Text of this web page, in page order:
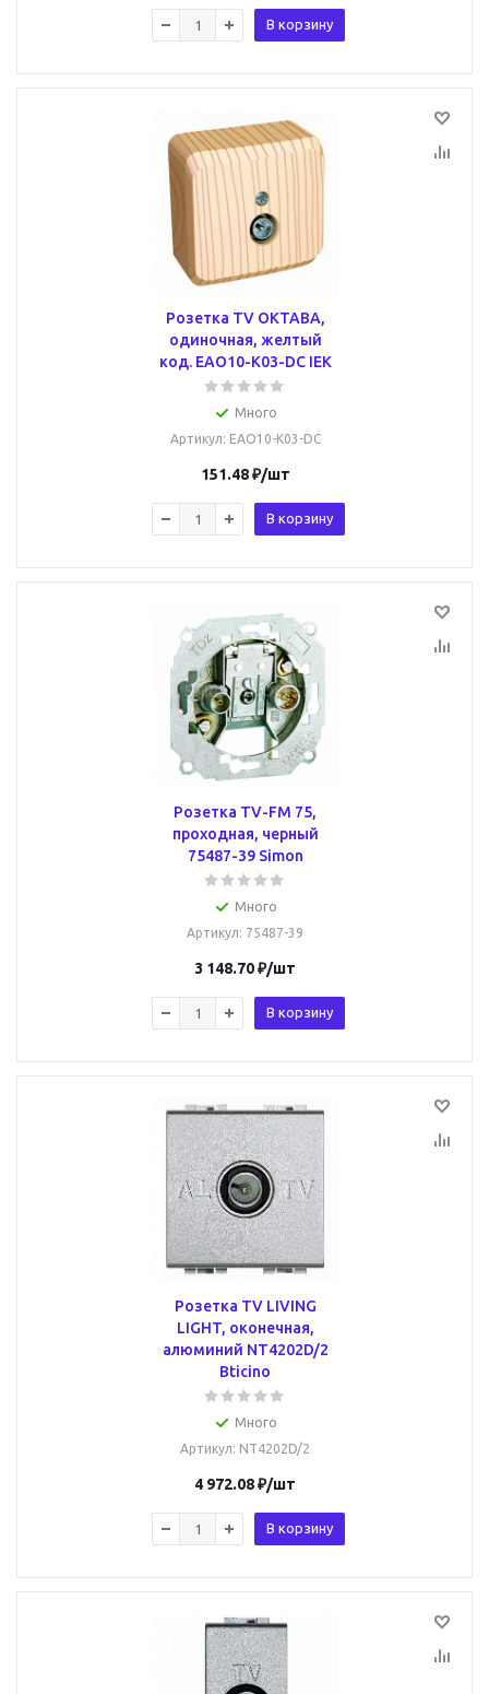
В корзину
Розетка TV ОКТАВА,
одиночная, желтый
код. EAO10-K03-DC IEK
Много
Артикул: EAO10-K03-DC
151.48₽/шт
В корзину
Розетка TV-FM 75,
проходная, черный
75487-39 Simon
Много
Артикул: 75487-39
3 148.70₽/шт
В корзину
Розетка TV LIVING
LIGHT, оконечная,
алюминий NT4202D/2
Bticino
Много
Артикул: NT4202D/2
4 972.08₽/шт
В корзину